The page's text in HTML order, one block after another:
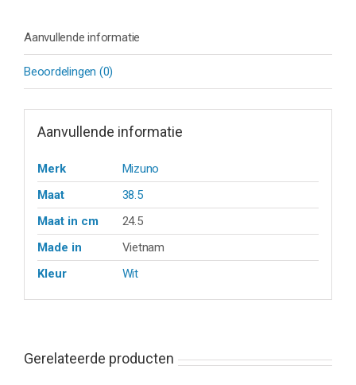
Aanvullende informatie
Beoordelingen (0)
Aanvullende informatie
Merk
Mizuno
Maat
38.5
Maat in cm
24.5
Made in
Vietnam
Kleur
Wit
Gerelateerde producten